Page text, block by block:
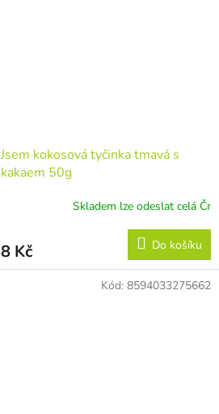
Jsem kokosová tyčinka tmavá s
kakaem 50g
Skladem lze odeslat celá Čr
8 Kč Do košíku
Kód: 8594033275662